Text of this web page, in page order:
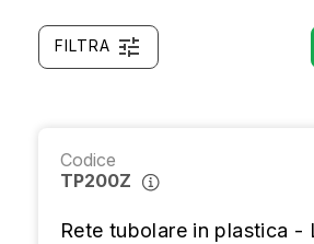
FILTRA tune
Codice
TP200Z
Rete tubolare in plastica -